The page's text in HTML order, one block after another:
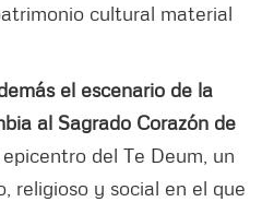
cultural material
el escenario de la
al Sagrado Corazón de
del Te Deum, un
religioso y social en el que